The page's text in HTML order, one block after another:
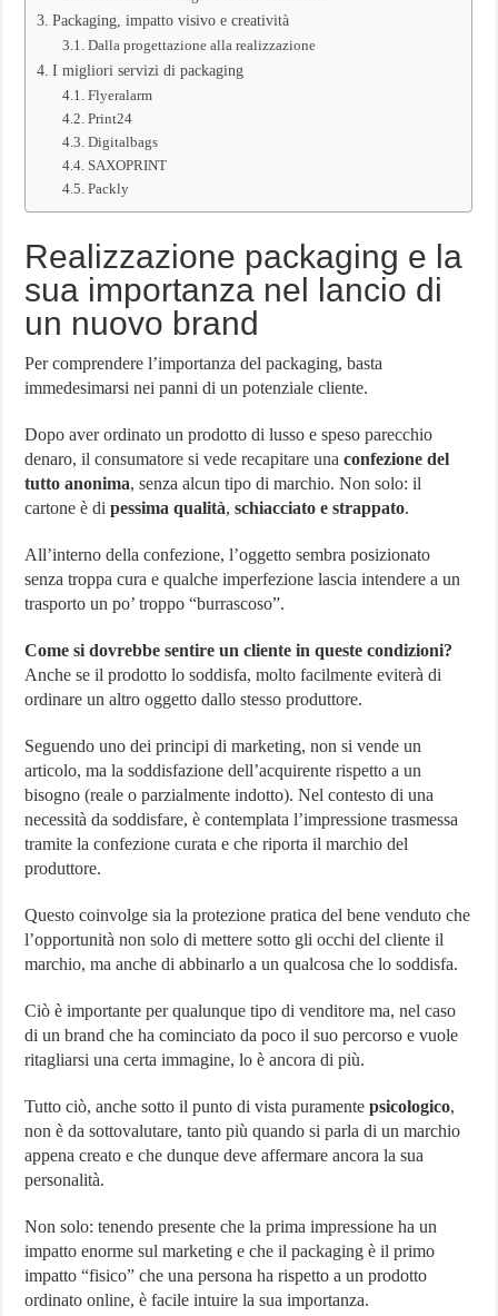
Packaging, impatto visivo e creatività
Dalla progettazione alla realizzazione
I migliori servizi di packaging
Flyeralarm
Print24
Digitalbags
SAXOPRINT
Packly
Realizzazione packaging e la
sua importanza nel lancio di
un nuovo brand
Per comprendere l’importanza del packaging, basta
immedesimarsi nei panni di un potenziale cliente.
Dopo aver ordinato un prodotto di lusso e speso parecchio
denaro, il consumatore si vede recapitare unaconfezione del
tutto anonima, senza alcun tipo di marchio. Non solo: il
cartone è dipessima qualità,schiacciato e strappato.
All’interno della confezione, l’oggetto sembra posizionato
senza troppa cura e qualche imperfezione lascia intendere a un
trasporto un po’ troppo “burrascoso”.
Come si dovrebbe sentire un cliente in queste condizioni?
Anche se il prodotto lo soddisfa, molto facilmente eviterà di
ordinare un altro oggetto dallo stesso produttore.
Seguendo uno dei principi di marketing, non si vende un
articolo, ma la soddisfazione dell’acquirente rispetto a un
bisogno (reale o parzialmente indotto). Nel contesto di una
necessità da soddisfare, è contemplata l’impressione trasmessa
tramite la confezione curata e che riporta il marchio del
produttore.
Questo coinvolge sia la protezione pratica del bene venduto che
l’opportunità non solo di mettere sotto gli occhi del cliente il
marchio, ma anche di abbinarlo a un qualcosa che lo soddisfa.
Ciò è importante per qualunque tipo di venditore ma, nel caso
di un brand che ha cominciato da poco il suo percorso e vuole
ritagliarsi una certa immagine, lo è ancora di più.
Tutto ciò, anche sotto il punto di vista puramentepsicologico,
non è da sottovalutare, tanto più quando si parla di un marchio
appena creato e che dunque deve affermare ancora la sua
personalità.
Non solo: tenendo presente che la prima impressione ha un
impatto enorme sul marketing e che il packaging è il primo
impatto “fisico” che una persona ha rispetto a un prodotto
ordinato online, è facile intuire la sua importanza.